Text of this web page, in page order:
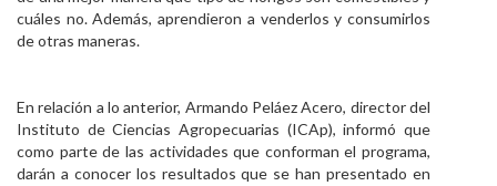
cuáles no. Además, aprendieron a venderlos y consumirlos
de otras maneras.
En relación a lo anterior, Armando Peláez Acero, director del
Instituto de Ciencias Agropecuarias (ICAp), informó que
como parte de las actividades que conforman el programa,
darán a conocer los resultados que se han presentado en